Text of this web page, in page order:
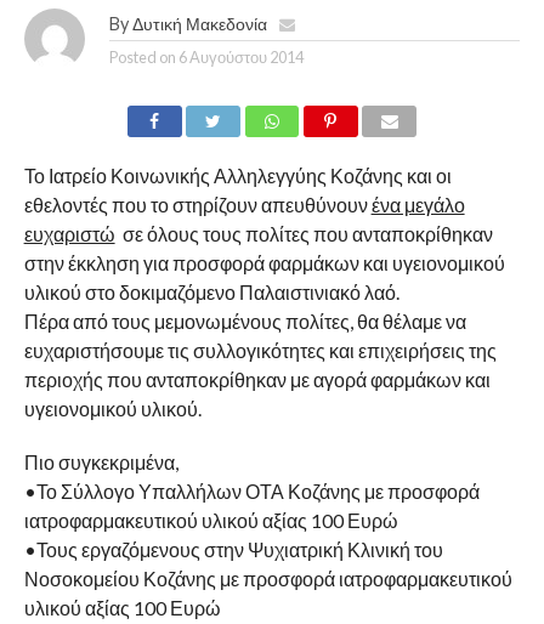
By Δυτική Μακεδονία
Posted on 6 Αυγούστου 2014
Το Ιατρείο Κοινωνικής Αλληλεγγύης Κοζάνης και οι
εθελοντές που το στηρίζουν απευθύνουνένα μεγάλο
ευχαριστώ σε όλους τους πολίτες που ανταποκρίθηκαν
στην έκκληση για προσφορά φαρμάκων και υγειονομικού
υλικού στο δοκιμαζόμενο Παλαιστινιακό λαό.
Πέρα από τους μεμονωμένους πολίτες, θα θέλαμε να
ευχαριστήσουμε τις συλλογικότητες και επιχειρήσεις της
περιοχής που ανταποκρίθηκαν με αγορά φαρμάκων και
υγειονομικού υλικού.
Πιο συγκεκριμένα,
•Το Σύλλογο Υπαλλήλων ΟΤΑ Κοζάνης με προσφορά
ιατροφαρμακευτικού υλικού αξίας 100 Ευρώ
•Τους εργαζόμενους στην Ψυχιατρική Κλινική του
Νοσοκομείου Κοζάνης με προσφορά ιατροφαρμακευτικού
υλικού αξίας 100 Ευρώ